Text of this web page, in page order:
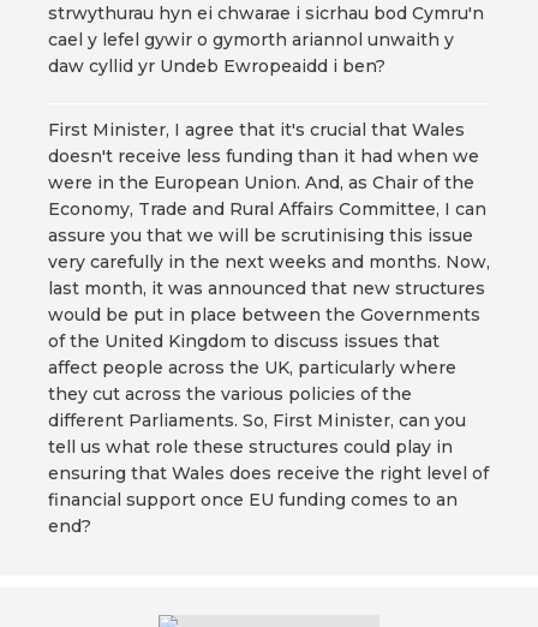
strwythurau hyn ei chwarae i sicrhau bod Cymru'n
cael y lefel gywir o gymorth ariannol unwaith y
daw cyllid yr Undeb Ewropeaidd i ben?
First Minister, I agree that it's crucial that Wales
doesn't receive less funding than it had when we
were in the European Union. And, as Chair of the
Economy, Trade and Rural Affairs Committee, I can
assure you that we will be scrutinising this issue
very carefully in the next weeks and months. Now,
last month, it was announced that new structures
would be put in place between the Governments
of the United Kingdom to discuss issues that
affect people across the UK, particularly where
they cut across the various policies of the
different Parliaments. So, First Minister, can you
tell us what role these structures could play in
ensuring that Wales does receive the right level of
financial support once EU funding comes to an
end?